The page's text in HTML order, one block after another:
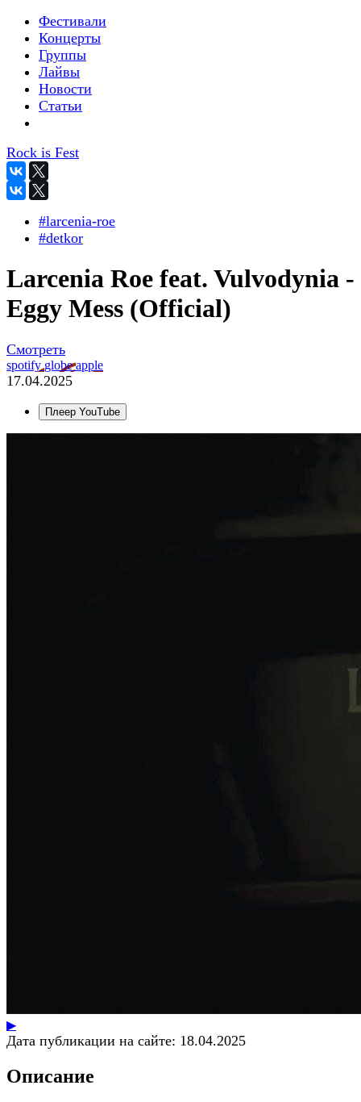
Фестивали
Концерты
Группы
Лайвы
Новости
Статьи
Rock is Fest
#larcenia-roe
#detkor
Larcenia Roe feat. Vulvodynia -
Eggy Mess (Official)
Смотреть
spotifyglobeapple
17.04.2025
Плеер YouTube
▶
Дата публикации на сайте: 18.04.2025
Описание